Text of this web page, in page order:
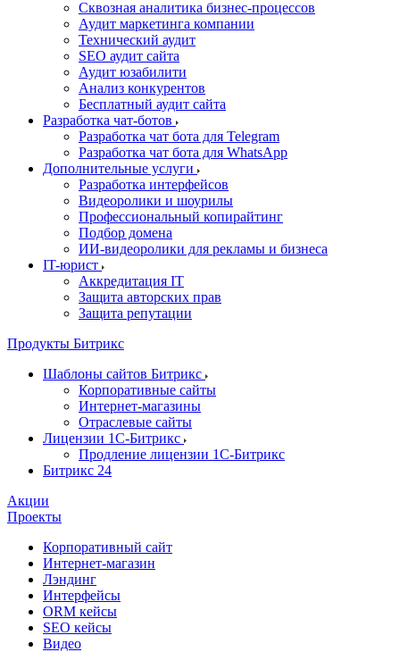
Сквозная аналитика бизнес-процессов
Аудит маркетинга компании
Технический аудит
SEO аудит сайта
Аудит юзабилити
Анализ конкурентов
Бесплатный аудит сайта
Разработка чат-ботов
Разработка чат бота для Telegram
Разработка чат бота для WhatsApp
Дополнительные услуги
Разработка интерфейсов
Видеоролики и шоурилы
Профессиональный копирайтинг
Подбор домена
ИИ-видеоролики для рекламы и бизнеса
IT-юрист
Аккредитация IT
Защита авторских прав
Защита репутации
Продукты Битрикс
Шаблоны сайтов Битрикс
Корпоративные сайты
Интернет-магазины
Отраслевые сайты
Лицензии 1С-Битрикс
Продление лицензии 1С-Битрикс
Битрикс 24
Акции
Проекты
Корпоративный сайт
Интернет-магазин
Лэндинг
Интерфейсы
ORM кейсы
SEO кейсы
Видео